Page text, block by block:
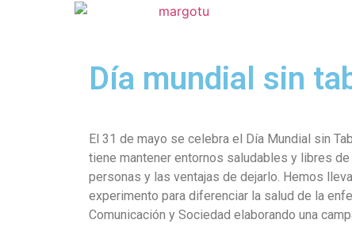
Día mundial sin
El 31 de mayo se celebra el Día Mundial sin
tiene mantener entornos saludables y libres
personas y las ventajas de dejarlo. Hemos
experimento para diferenciar la salud de la
Comunicación y Sociedad elaborando una